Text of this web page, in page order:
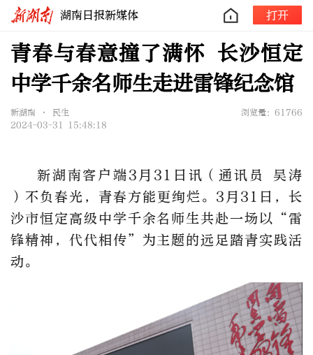
湖南日报新媒体 打开
青春与春意撞了满怀 长沙恒定
中学千余名师生走进雷锋纪念馆
新湖南 • 民生
浏览量：61766
2024-03-31 15:48:18
新湖南客户端3月31日讯（通讯员 吴涛
）不负春光，青春方能更绚烂。3月31日，长
沙市恒定高级中学千余名师生共赴一场以“雷
锋精神，代代相传”为主题的远足踏青实践活
动。